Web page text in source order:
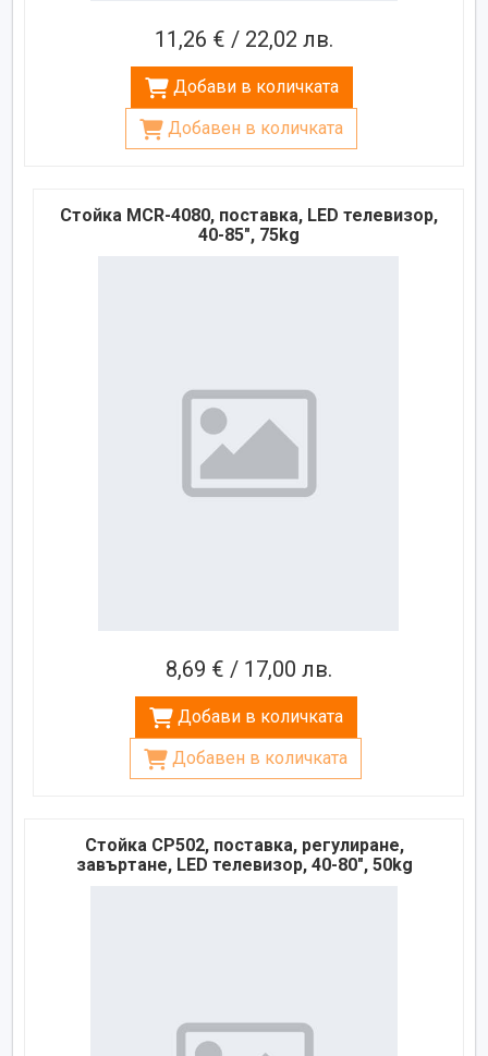
11,26 € / 22,02 лв.
Добави в количката
Добавен в количката
Стойка MCR-4080, поставка, LED телевизор,
40-85", 75kg
8,69 € / 17,00 лв.
Добави в количката
Добавен в количката
Стойка CP502, поставка, регулиране,
завъртане, LED телевизор, 40-80", 50kg